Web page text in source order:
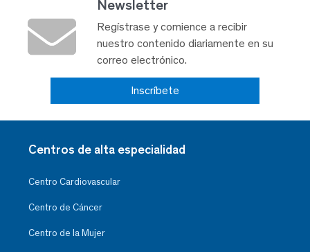
Newsletter
Regístrase y comience a recibir
nuestro contenido diariamente en su
correo electrónico.
Inscríbete
Centros de alta especialidad
Centro Cardiovascular
Centro de Cáncer
Centro de la Mujer